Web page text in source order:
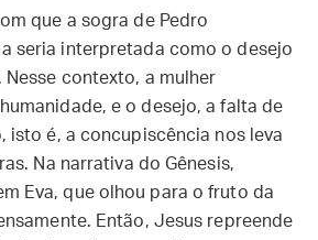
que a sogra de Pedro
seria interpretada como o desejo
contexto, a mulher
e o desejo, a falta de
isto é, a concupiscência nos leva
Na narrativa do Gênesis,
Eva, que olhou para o fruto da
Então, Jesus repreende